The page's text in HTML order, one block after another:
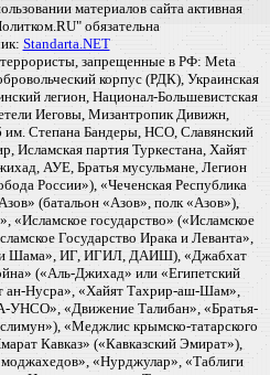
материалов сайта активная
обязательна
Standarta.NET
запрещенные в РФ: Meta
корпус (РДК), Украинская
легион, Национал-Большевистская
Иеговы, Мизантропик Дивижн,
им. Степана Бандеры, НСО, Славянский
Исламская партия Туркестана, Хайят
АУЕ, Братья мусульмане, Легион
России»), «Чеченская Республика
(батальон «Азов», полк «Азов»),
«Исламское государство» («Исламское
Государство Ирака и Леванта»,
и Шама», ИГ, ИГИЛ, ДАИШ), «Джабхат
(«Аль-Джихад» или «Египетский
ан-Нусра», «Хайят Тахрир-аш-Шам»,
«Движение Талибан», «Братья-
«Меджлис крымско-татарского
Кавказ» («Кавказский Эмират»),
«Нурджулар», «Таблиги